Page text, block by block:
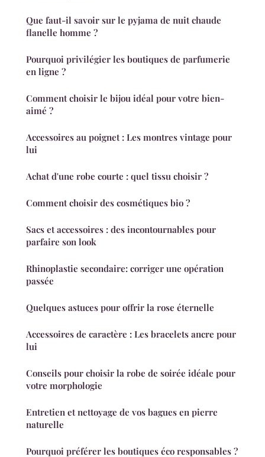
Que faut-il savoir sur le pyjama de nuit chaude
flanelle homme ?
Pourquoi privilégier les boutiques de parfumerie
en ligne ?
Comment choisir le bijou idéal pour votre bien-
aimé ?
Accessoires au poignet : Les montres vintage pour
lui
Achat d'une robe courte : quel tissu choisir ?
Comment choisir des cosmétiques bio ?
Sacs et accessoires : des incontournables pour
parfaire son look
Rhinoplastie secondaire: corriger une opération
passée
Quelques astuces pour offrir la rose éternelle
Accessoires de caractère : Les bracelets ancre pour
lui
Conseils pour choisir la robe de soirée idéale pour
votre morphologie
Entretien et nettoyage de vos bagues en pierre
naturelle
Pourquoi préférer les boutiques éco responsables ?